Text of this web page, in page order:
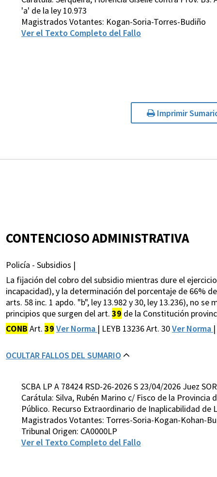
'a' de la ley 10.973
Magistrados Votantes: Kogan-Soria-Torres-Budiño
Ver el Texto Completo del Fallo
Imprimir
CONTENCIOSO ADMINISTRATIVA
Policía - Subsidios |
La fijación del cobro del subsidio mientras dure el
incapacidad), y la determinación del porcentaje de 66%
arts. 58 inc. 1 apdo. "b", ley 13.982 y 30, ley 13.236), no
principios que surgen del art. 39 de la Constitución
CONB Art. 39 Ver Norma | LEYB 13236 Art. 30Ver Norma
OCULTAR FALLOS DEL SUMARIO
SCBA LP A 78424 RSD-26-2026 S 23/04/2026 Juez
Carátula: Silva, Rubén Marino c/ Fisco de la
Público. Recurso Extraordinario de Inaplicabilidad de
Magistrados Votantes: Torres-Soria-Kogan-Kohan-
Tribunal Origen: CA0000LP
Ver el Texto Completo del Fallo